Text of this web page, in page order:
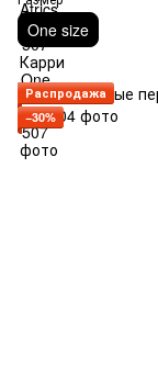
One size
Распродажа
−30%